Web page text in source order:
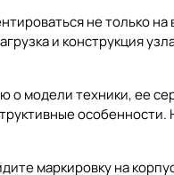
не только
и конструкция
модели техники, ее
маркировку на